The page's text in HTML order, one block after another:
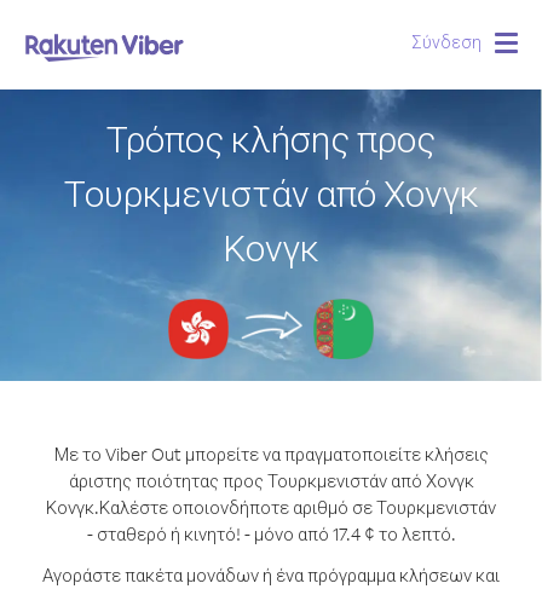
Σύνδεση
Τρόπος κλήσης προς
Τουρκμενιστάν από Χονγκ
Κονγκ
Με το Viber Out μπορείτε να πραγματοποιείτε κλήσεις
άριστης ποιότητας προς Τουρκμενιστάν από Χονγκ
Κονγκ.Καλέστε οποιονδήποτε αριθμό σε Τουρκμενιστάν
- σταθερό ή κινητό! - μόνο από 17.4 ¢ το λεπτό.
Αγοράστε πακέτα μονάδων ή ένα πρόγραμμα κλήσεων και